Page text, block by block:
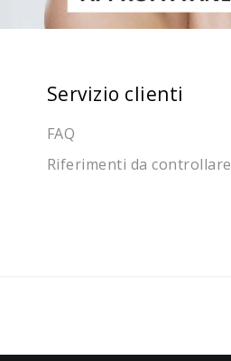
Servizio clienti
FAQ
Riferimenti da controllare